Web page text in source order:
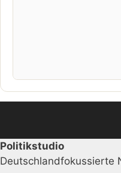
Politikstudio
Deutschlandfokussierte